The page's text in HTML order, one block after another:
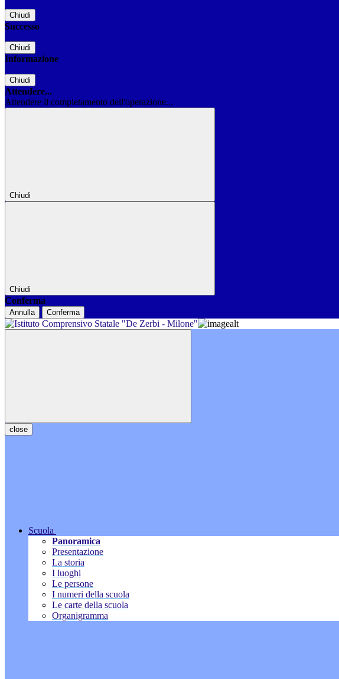
Chiudi
Successo
Chiudi
Informazione
Chiudi
Attendere...
Attendere il completamento dell'operazione...
Chiudi
Chiudi
Conferma
Annulla Conferma
close
Scuola
Panoramica
Presentazione
La storia
I luoghi
Le persone
I numeri della scuola
Le carte della scuola
Organigramma